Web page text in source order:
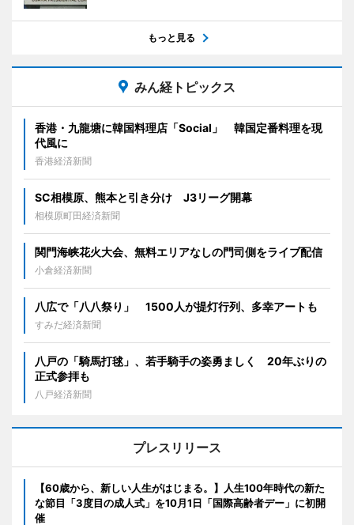
もっと見る
みん経トピックス
香港・九龍塘に韓国料理店「Social」 韓国定番料理を現
代風に
香港経済新聞
SC相模原、熊本と引き分け J3リーグ開幕
相模原町田経済新聞
関門海峡花火大会、無料エリアなしの門司側をライブ配信
小倉経済新聞
八広で「八八祭り」 1500人が提灯行列、多幸アートも
すみだ経済新聞
八戸の「騎馬打毬」、若手騎手の姿勇ましく 20年ぶりの
正式参拝も
八戸経済新聞
プレスリリース
【60歳から、新しい人生がはじまる。】人生100年時代の新た
な節目「3度目の成人式」を10月1日「国際高齢者デー」に初開
催